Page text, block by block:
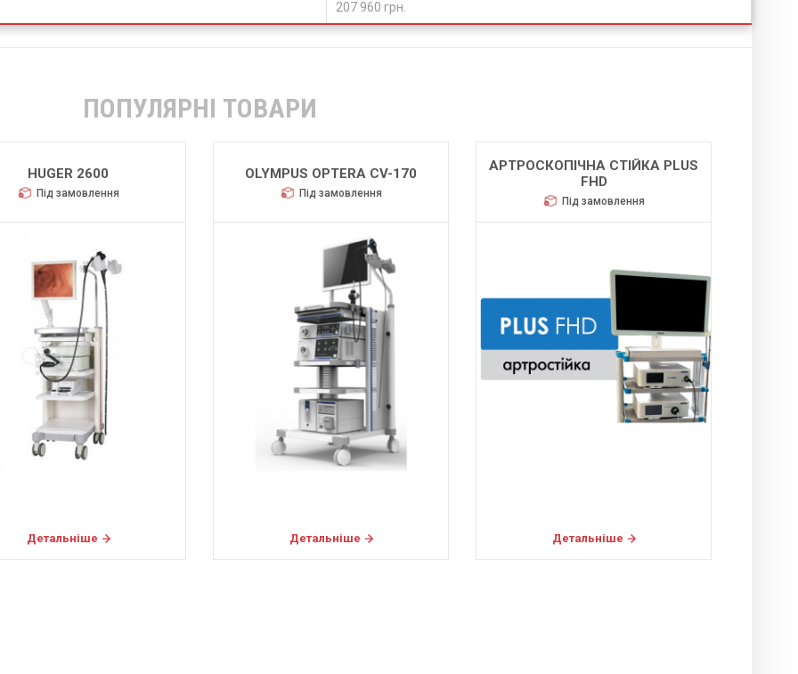
207 960 грн.
ПОПУЛЯРНІ ТОВАРИ
HUGER 2600
Під замовлення
Детальніше
OLYMPUS OPTERA CV-170
Під замовлення
Детальніше
АРТРОСКОПІЧНА СТІЙКА PLUS
FHD
Під замовлення
Детальніше